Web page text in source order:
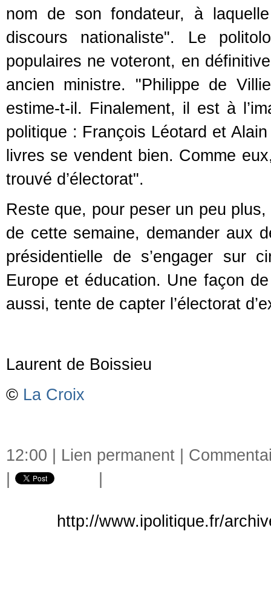
nom de son fondateur, à
discours nationaliste". Le
populaires ne voteront, en
ancien ministre. "Philippe de
estime-t-il. Finalement, il est à
politique : François Léotard et
livres se vendent bien. Comme
trouvé d’électorat".
Reste que, pour peser un peu
de cette semaine, demander aux
présidentielle de s’engager sur
Europe et éducation. Une façon
aussi, tente de capter l’électorat
Laurent de Boissieu
© La Croix
12:00 | Lien permanent
http://www.ipolitique.fr/